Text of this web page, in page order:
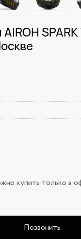
SPARK
купить только в
Позвонить